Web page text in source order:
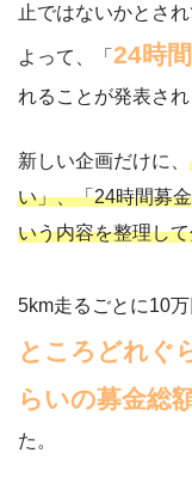
止ではないかとさ
よって、「 24時
れることが発表され
新しい企画だけに、
い」、「24時間募
いう内容を整理し
5km走るごとに10
ところどれぐ
らいの募金総
た。